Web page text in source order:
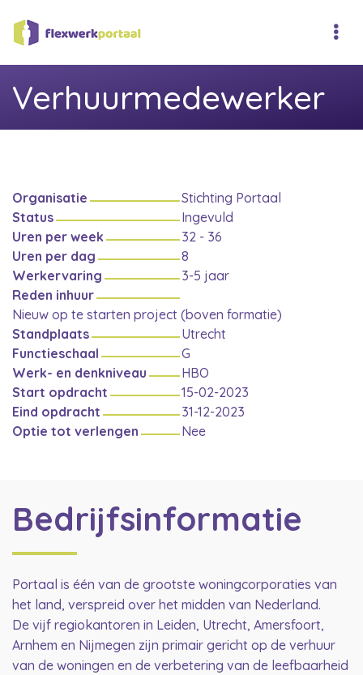
Verhuurmedewerker
Organisatie
Stichting Portaal
Status
Ingevuld
Uren per week
32 - 36
Uren per dag
8
Werkervaring
3-5 jaar
Reden inhuur
Nieuw op te starten project (boven formatie)
Standplaats
Utrecht
Functieschaal
G
Werk- en denkniveau
HBO
Start opdracht
15-02-2023
Eind opdracht
31-12-2023
Optie tot verlengen
Nee
Bedrijfsinformatie
Portaal is één van de grootste woningcorporaties van
het land, verspreid over het midden van Nederland.
De vijf regiokantoren in Leiden, Utrecht, Amersfoort,
Arnhem en Nijmegen zijn primair gericht op de verhuur
van de woningen en de verbetering van de leefbaarheid